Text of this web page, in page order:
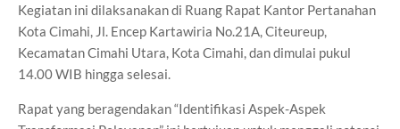
Kegiatan ini dilaksanakan di Ruang Rapat Kantor Pertanahan
Kota Cimahi, Jl. Encep Kartawiria No.21A, Citeureup,
Kecamatan Cimahi Utara, Kota Cimahi, dan dimulai pukul
14.00 WIB hingga selesai.
Rapat yang beragendakan “Identifikasi Aspek-Aspek